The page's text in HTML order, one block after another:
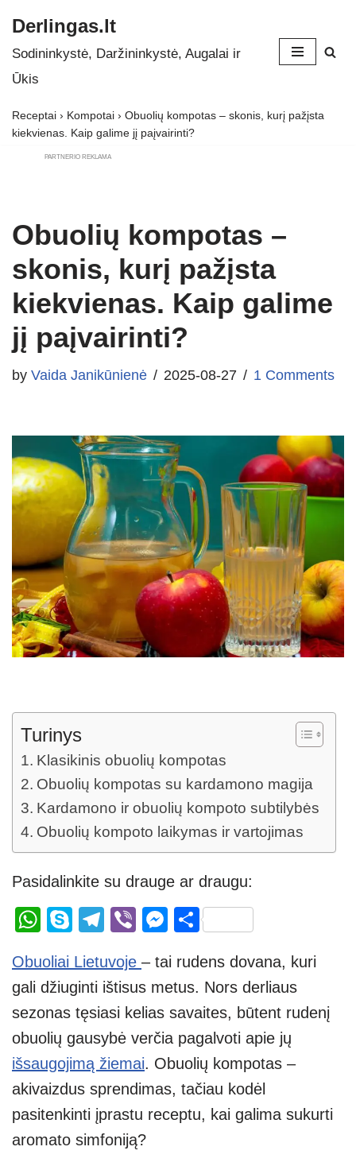
Skip
to
Derlingas.lt
Sodininkystė, Daržininkystė, Augalai ir
Ūkis
Receptai › Kompotai › Obuolių kompotas – skonis, kurį pažįsta
kiekvienas. Kaip galime jį paįvairinti?
PARTNERIO REKLAMA
Obuolių kompotas –
skonis, kurį pažįsta
kiekvienas. Kaip galime
jį paįvairinti?
by Vaida Janikūnienė 2025-08-27 1 Comments
Turinys
Klasikinis obuolių kompotas
Obuolių kompotas su kardamono magija
Kardamono ir obuolių kompoto subtilybės
Obuolių kompoto laikymas ir vartojimas
Pasidalinkite su drauge ar draugu:
W
at
s
A
p
p
S
p
e
T
e
gr
a
m
Vi
er
M
ss
e
n
g
er
S
ar
e
Obuoliai Lietuvoje – tai rudens dovana, kuri
gali džiuginti ištisus metus. Nors derliaus
sezonas tęsiasi kelias savaites, būtent rudenį
obuolių gausybė verčia pagalvoti apie jų
išsaugojimą žiemai. Obuolių kompotas –
akivaizdus sprendimas, tačiau kodėl
pasitenkinti įprastu receptu, kai galima sukurti
aromato simfoniją?